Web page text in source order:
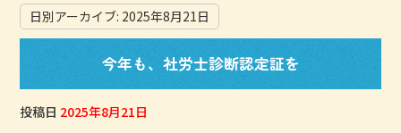
日別アーカイブ: 2025年8月21日
今年も、社労士診断認定証を
投稿日 2025年8月21日